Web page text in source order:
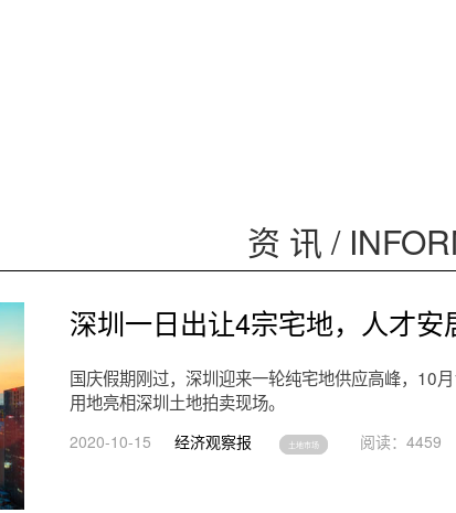
资 讯 /
深圳一日出让4宗宅地，人才
国庆假期刚过，深圳迎来一轮纯宅地供应高峰，10
用地亮相深圳土地拍卖现场。
2020-10-15 经济观察报 土地市场 阅读：4459